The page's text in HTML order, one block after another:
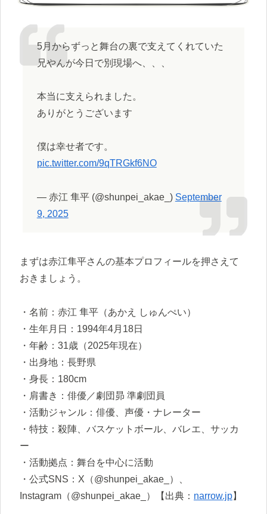
5月からずっと舞台の裏で支えてくれていた
兄やんが今日で別現場へ、、、
本当に支えられました。
ありがとうございます
僕は幸せ者です。
pic.twitter.com/9qTRGkf6NO
— 赤江 隼平 (@shunpei_akae_) September
9, 2025
まずは赤江隼平さんの基本プロフィールを押さえて
おきましょう。
・名前：赤江 隼平（あかえ しゅんぺい）
・生年月日：1994年4月18日
・年齢：31歳（2025年現在）
・出身地：長野県
・身長：180cm
・肩書き：俳優／劇団昴 準劇団員
・活動ジャンル：俳優、声優・ナレーター
・特技：殺陣、バスケットボール、バレエ、サッカ
ー
・活動拠点：舞台を中心に活動
・公式SNS：X（@shunpei_akae_）、
Instagram（@shunpei_akae_）【出典： narrow.jp】